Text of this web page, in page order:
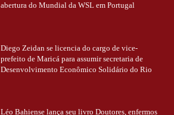
abertura do Mundial da WSL em Portugal
Diego Zeidan se licencia do cargo de vice-
prefeito de Maricá para assumir secretaria de
Desenvolvimento Econômico Solidário do Rio
Léo Bahiense lança seu livro Doutores, enfermos